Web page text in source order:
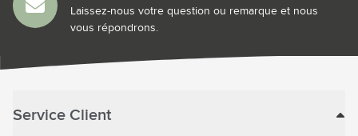
Laissez-nous votre question ou remarque et nous
vous répondrons.
Service Client